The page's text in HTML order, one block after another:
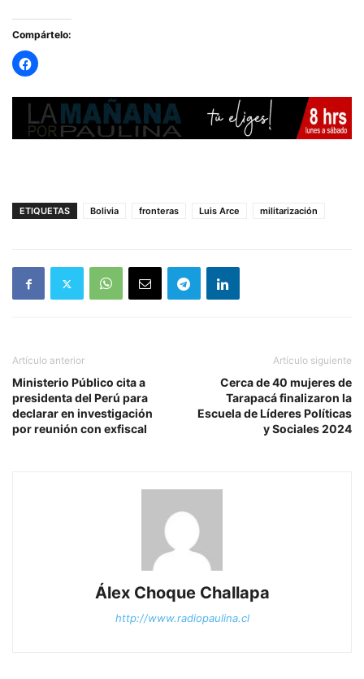
Compártelo:
ETIQUETAS Bolivia fronteras Luis Arce militarización
Artículo anterior
Ministerio Público cita a
presidenta del Perú para
declarar en investigación
por reunión con exfiscal
Artículo siguiente
Cerca de 40 mujeres de
Tarapacá finalizaron la
Escuela de Líderes Políticas
y Sociales 2024
Álex Choque Challapa
http://www.radiopaulina.cl